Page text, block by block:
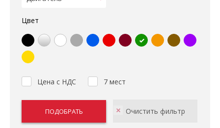
Цвет
Цена с НДС 7 мест